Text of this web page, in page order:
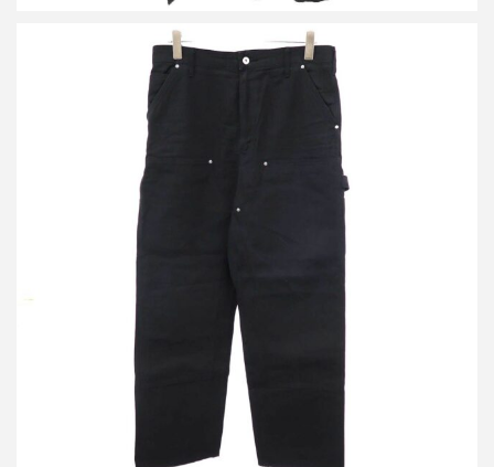
アイ ジュンヤワタナベ カーハート 25AW ダブルニーペインター